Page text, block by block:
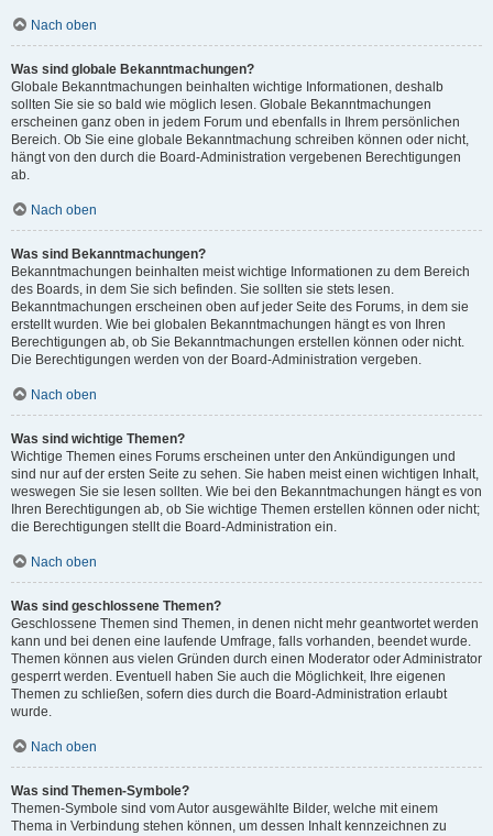
Nach oben
Was sind globale Bekanntmachungen?
Globale Bekanntmachungen beinhalten wichtige Informationen, deshalb
sollten Sie sie so bald wie möglich lesen. Globale Bekanntmachungen
erscheinen ganz oben in jedem Forum und ebenfalls in Ihrem persönlichen
Bereich. Ob Sie eine globale Bekanntmachung schreiben können oder nicht,
hängt von den durch die Board-Administration vergebenen Berechtigungen
ab.
Nach oben
Was sind Bekanntmachungen?
Bekanntmachungen beinhalten meist wichtige Informationen zu dem Bereich
des Boards, in dem Sie sich befinden. Sie sollten sie stets lesen.
Bekanntmachungen erscheinen oben auf jeder Seite des Forums, in dem sie
erstellt wurden. Wie bei globalen Bekanntmachungen hängt es von Ihren
Berechtigungen ab, ob Sie Bekanntmachungen erstellen können oder nicht.
Die Berechtigungen werden von der Board-Administration vergeben.
Nach oben
Was sind wichtige Themen?
Wichtige Themen eines Forums erscheinen unter den Ankündigungen und
sind nur auf der ersten Seite zu sehen. Sie haben meist einen wichtigen Inhalt,
weswegen Sie sie lesen sollten. Wie bei den Bekanntmachungen hängt es von
Ihren Berechtigungen ab, ob Sie wichtige Themen erstellen können oder nicht;
die Berechtigungen stellt die Board-Administration ein.
Nach oben
Was sind geschlossene Themen?
Geschlossene Themen sind Themen, in denen nicht mehr geantwortet werden
kann und bei denen eine laufende Umfrage, falls vorhanden, beendet wurde.
Themen können aus vielen Gründen durch einen Moderator oder Administrator
gesperrt werden. Eventuell haben Sie auch die Möglichkeit, Ihre eigenen
Themen zu schließen, sofern dies durch die Board-Administration erlaubt
wurde.
Nach oben
Was sind Themen-Symbole?
Themen-Symbole sind vom Autor ausgewählte Bilder, welche mit einem
Thema in Verbindung stehen können, um dessen Inhalt kennzeichnen zu